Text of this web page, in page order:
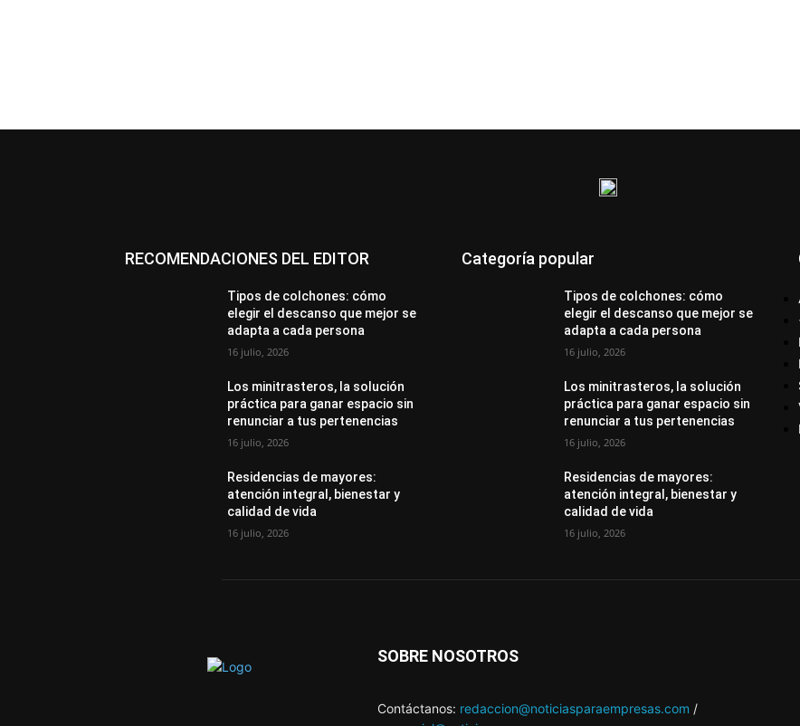
RECOMENDACIONES DEL EDITOR
Tipos de colchones: cómo
elegir el descanso que mejor se
adapta a cada persona
16 julio, 2026
Los minitrasteros, la solución
práctica para ganar espacio sin
renunciar a tus pertenencias
16 julio, 2026
Residencias de mayores:
atención integral, bienestar y
calidad de vida
16 julio, 2026
Categoría popular
Tipos de colchones: cómo
elegir el descanso que mejor se
adapta a cada persona
16 julio, 2026
Los minitrasteros, la solución
práctica para ganar espacio sin
renunciar a tus pertenencias
16 julio, 2026
Residencias de mayores:
atención integral, bienestar y
calidad de vida
16 julio, 2026
SOBRE NOSOTROS
Contáctanos: redaccion@noticiasparaempresas.com /